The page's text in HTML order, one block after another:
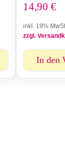
14,90 €
inkl. 19%
zzgl.
In den